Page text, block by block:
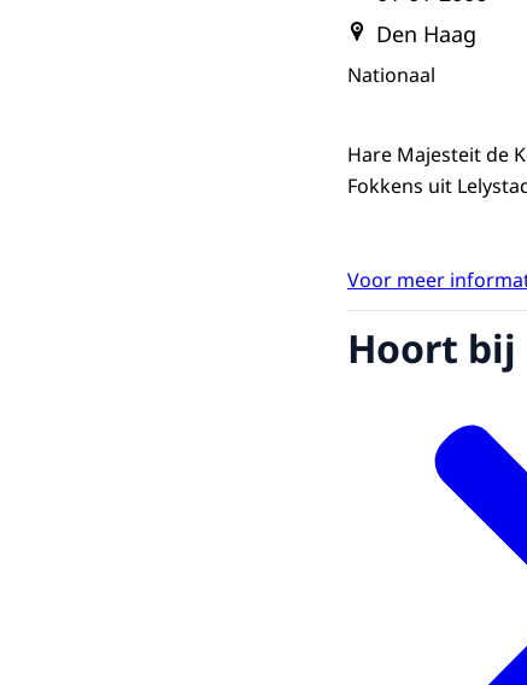
Den Haag
Nationaal
Hare Majesteit de
Fokkens uit
Voor meer
Hoort bij